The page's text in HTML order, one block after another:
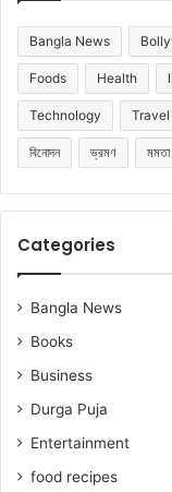
Bangla News
Foods Health
Technology Travel
বিনোদন ভ্রমণ মমতা
Categories
Bangla News
Books
Business
Durga Puja
Entertainment
food recipes